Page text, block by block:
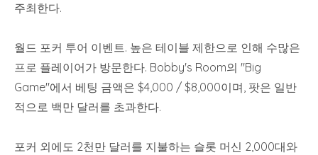
주최한다.
월드 포커 투어 이벤트. 높은 테이블 제한으로 인해 수많은
프로 플레이어가 방문한다. Bobby's Room의 "Big
Game"에서 베팅 금액은 $4,000 / $8,000이며, 팟은 일반
적으로 백만 달러를 초과한다.
포커 외에도 2천만 달러를 지불하는 슬롯 머신 2,000대와